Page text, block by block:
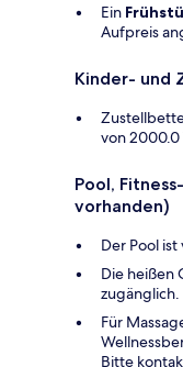
Ein
Aufpreis
Kinder- und
von
Pool,
vorhanden)
Der Pool
Die heißen
zugänglich.
Für
Bitte